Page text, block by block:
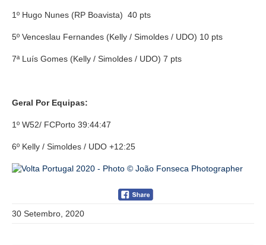
1º Hugo Nunes (RP Boavista) 40 pts
5º Venceslau Fernandes (Kelly / Simoldes / UDO) 10 pts
7ª Luís Gomes (Kelly / Simoldes / UDO) 7 pts
Geral Por Equipas:
1º W52/ FCPorto 39:44:47
6º Kelly / Simoldes / UDO +12:25
30 Setembro, 2020